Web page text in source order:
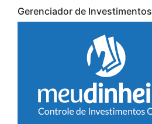
Gerenciador de Investimentos